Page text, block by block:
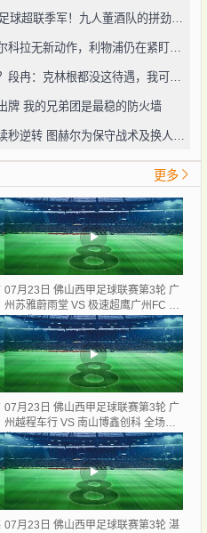
桐梓窖酒队斩获2026遵义酒业足球超联季军！九人董酒队的拼劲太戳人
罗马诺最新披露：阿森纳与巴尔科拉无新动作，利物浦仍在紧盯目标
杨瀚森在开拓者能玩弧顶发牌？段冉：克林根都没这待遇，我可不太看好
牌 我的兄弟团是最稳的防火墙
更多
07月23日 佛山西甲足球联赛第3轮 广
州苏雅蔚雨堂 VS 极速超鹰广州FC 全
场录像
07月23日 佛山西甲足球联赛第3轮 广
州越程车行 VS 南山博鑫创科 全场录
像
07月23日 佛山西甲足球联赛第3轮 湛